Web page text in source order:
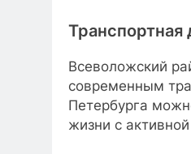
Транспортная
Всеволожский
современным
Петербурга
жизни с